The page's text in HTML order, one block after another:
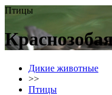
Птицы
Дикие животные
>>
Птицы